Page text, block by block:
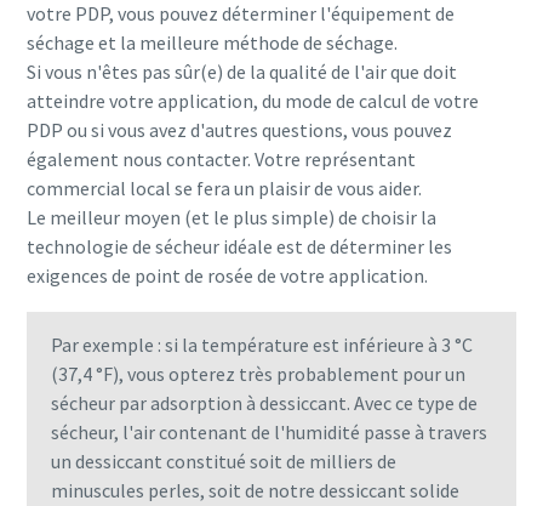
votre PDP, vous pouvez déterminer l'équipement de
séchage et la meilleure méthode de séchage.
Si vous n'êtes pas sûr(e) de la qualité de l'air que doit
atteindre votre application, du mode de calcul de votre
PDP ou si vous avez d'autres questions, vous pouvez
également nous contacter. Votre représentant
commercial local se fera un plaisir de vous aider.
Le meilleur moyen (et le plus simple) de choisir la
technologie de sécheur idéale est de déterminer les
exigences de point de rosée de votre application.
Par exemple : si la température est inférieure à 3 °C
(37,4 °F), vous opterez très probablement pour un
sécheur par adsorption à dessiccant. Avec ce type de
sécheur, l'air contenant de l'humidité passe à travers
un dessiccant constitué soit de milliers de
minuscules perles, soit de notre dessiccant solide